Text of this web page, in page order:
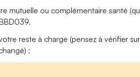
mutuelle ou complémentaire santé
reste à charge (pensez à vérifier
: